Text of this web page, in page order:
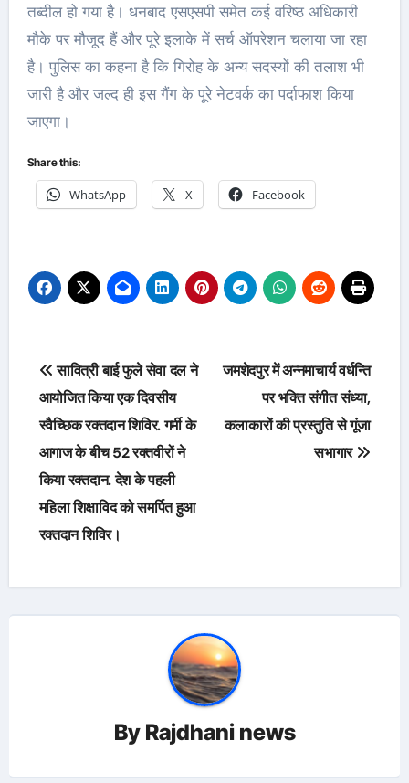
तब्दील हो गया है। धनबाद एसएसपी समेत कई वरिष्ठ अधिकारी
मौके पर मौजूद हैं और पूरे इलाके में सर्च ऑपरेशन चलाया जा रहा
है। पुलिस का कहना है कि गिरोह के अन्य सदस्यों की तलाश भी
जारी है और जल्द ही इस गैंग के पूरे नेटवर्क का पर्दाफाश किया
जाएगा।
Share this:
WhatsApp X Facebook
Post
navigation
सावित्री बाई फुले सेवा दल ने
आयोजित किया एक दिवसीय
स्वैच्छिक रक्तदान शिविर. गर्मी के
आगाज के बीच 52 रक्तवीरों ने
किया रक्तदान. देश के पहली
महिला शिक्षाविद को समर्पित हुआ
रक्तदान शिविर।
जमशेदपुर में अन्नमाचार्य वर्धन्ति
पर भक्ति संगीत संध्या,
कलाकारों की प्रस्तुति से गूंजा
सभागार
By Rajdhani news